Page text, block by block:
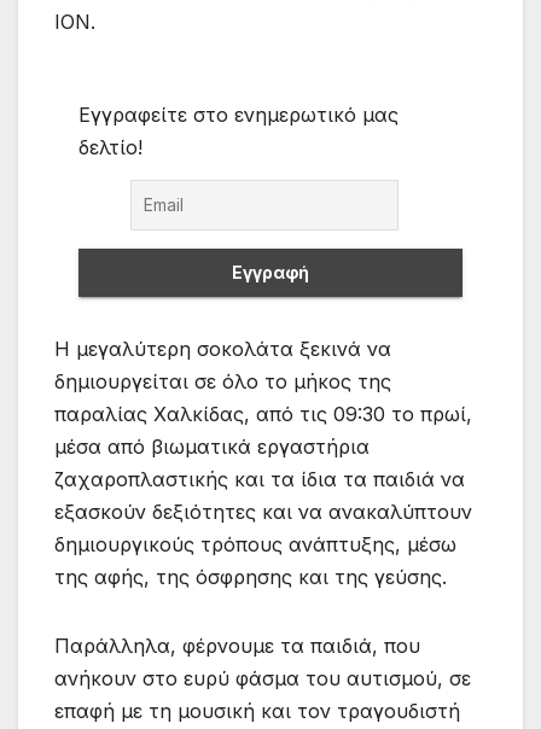
ΙΟΝ.
Εγγραφείτε στο ενημερωτικό μας
δελτίο!
Η μεγαλύτερη σοκολάτα ξεκινά να
δημιουργείται σε όλο το μήκος της
παραλίας Χαλκίδας, από τις 09:30 το πρωί,
μέσα από βιωματικά εργαστήρια
ζαχαροπλαστικής και τα ίδια τα παιδιά να
εξασκούν δεξιότητες και να ανακαλύπτουν
δημιουργικούς τρόπους ανάπτυξης, μέσω
της αφής, της όσφρησης και της γεύσης.
Παράλληλα, φέρνουμε τα παιδιά, που
ανήκουν στο ευρύ φάσμα του αυτισμού, σε
επαφή με τη μουσική και τον τραγουδιστή